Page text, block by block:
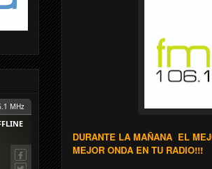
DURANTE LA MAÑANA EL
MEJOR ONDA EN TU RADIO!!!